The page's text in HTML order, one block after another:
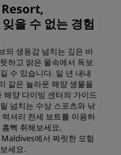
을 수 없는 경험
의 생동감 넘치는 깊은 바
하고 맑은 물속에서 독보
수 있습니다. 일 년 내내
같은 놀라운 해양 생물을
해양 다이빙 센터의 가이드
넘치는 수상 스포츠와 낚
셔리 전세 보트를 이용하
뻑 취해보세요.
에서 짜릿한 모험
세요.